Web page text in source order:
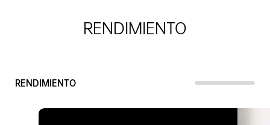
RENDIMIENTO
RENDIMIENTO